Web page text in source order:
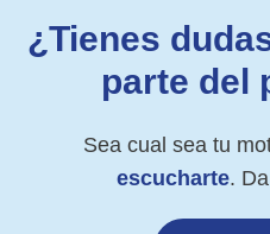
¿Tienes
parte del
Sea cual sea tu
escucharte.